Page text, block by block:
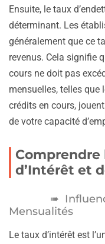
Ensuite, le taux
déterminant. Les
généralement que ce
revenus. Cela signifie
cours ne doit pas
mensuelles, telles que
crédits en cours,
de votre capacité
Comprendre
d’Intérêt et
Mensualités
Le taux d’intérêt est